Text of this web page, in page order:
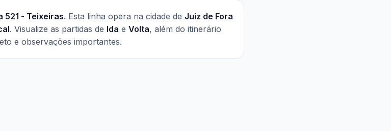
521 - Teixeiras. Esta linha opera na cidade de Juiz de Fora
. Visualize as partidas de Ida e Volta, além do itinerário
e observações importantes.